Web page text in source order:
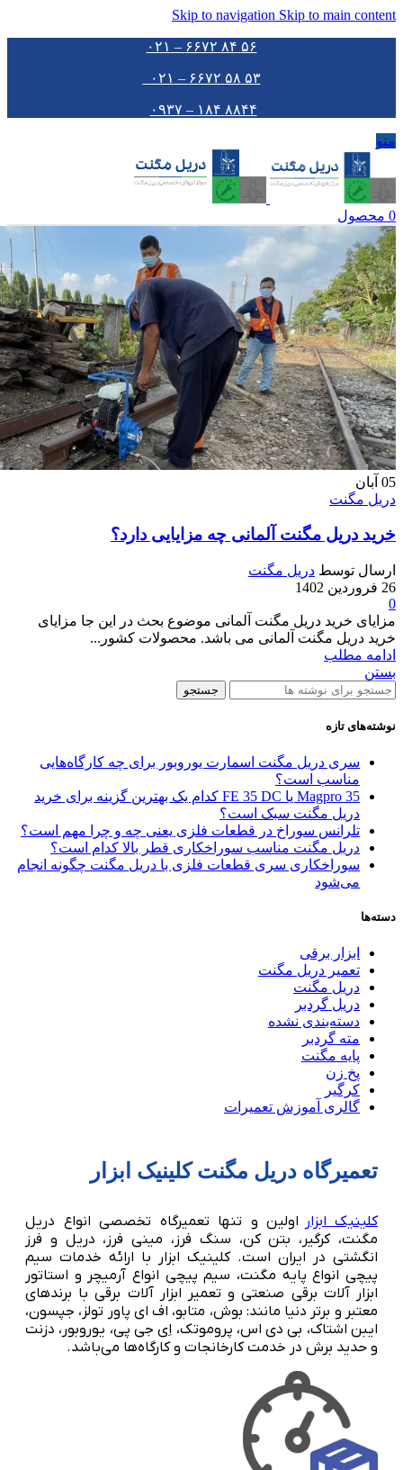
Skip to navigation Skip to main content
۵۶ ۸۴ ۶۶۷۲ – ۰۲۱
۵۳ ۵۸ ۶۶۷۲ – ۰۲۱
۸۸۴۴ ۱۸۴ – ۰۹۳۷
منو
0 محصول
05 آبان
دریل مگنت
خرید دریل مگنت آلمانی چه مزایایی دارد؟
ارسال توسط دریل مگنت
26 فروردین 1402
0
مزایای خرید دریل مگنت آلمانی موضوع بحث در این جا مزایای
خرید دریل مگنت آلمانی می باشد. محصولات کشور...
ادامه مطلب
بستن
جستجو
نوشته‌های تازه
سری دریل مگنت اسمارت یوروبور برای چه کارگاه‌هایی
مناسب است؟
Magpro 35 یا FE 35 DC کدام‌ یک بهترین گزینه برای خرید
دریل مگنت سبک است؟
تلرانس سوراخ در قطعات فلزی یعنی چه و چرا مهم است؟
دریل مگنت مناسب سوراخکاری قطر بالا کدام است؟
سوراخکاری سری قطعات فلزی با دریل مگنت چگونه انجام
می‌شود
دسته‌ها
ابزار برقی
تعمیر دریل مگنت
دریل مگنت
دریل گردبر
دسته‌بندی نشده
مته گردبر
پایه مگنت
پخ زن
کرگیر
گالری آموزش تعمیرات
تعمیرگاه دریل مگنت کلینیک ابزار
کلینیک ابزار اولین و تنها تعمیرگاه تخصصی انواع دریل
مگنت، کرگیر، بتن کن، سنگ فرز، مینی فرز، دریل و فرز
انگشتی در ایران است. کلینیک ابزار با ارائه خدمات سیم
پیچی انواع پایه مگنت، سیم پیچی انواع آرمیچر و استاتور
ابزار آلات برقی صنعتی و تعمیر ابزار آلات برقی با برندهای
معتبر و برتر دنیا مانند: بوش، متابو، اف ای پاور تولز، جپسون،
ایبن اشتاک، بی دی اس، پروموتک، اِی جی پی، یوروبور، دزنت
و حدید برش در خدمت کارخانجات و کارگاه‌ها می‌باشد.